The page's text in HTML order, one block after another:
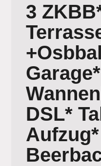
3
Garage*
DSL*